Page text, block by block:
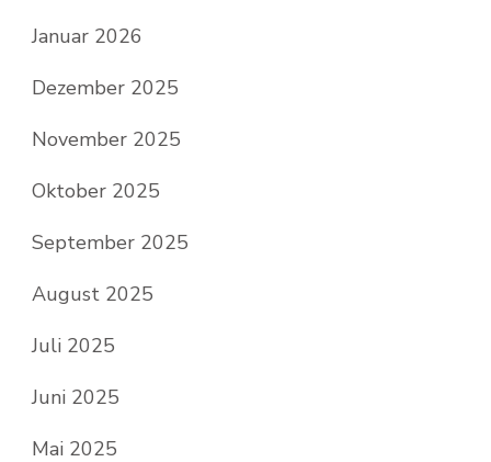
Januar 2026
Dezember 2025
November 2025
Oktober 2025
September 2025
August 2025
Juli 2025
Juni 2025
Mai 2025